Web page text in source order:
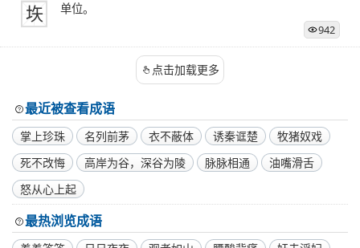
垁
单位。
942
点击加载更多
最近被查看成语
掌上珍珠 名列前茅 衣不蔽体 诱秦诓楚
牧猪奴戏
死不改悔
高岸为谷，深谷为陵 脉脉相通
油嘴滑舌
怒从心上起
最热浏览成语